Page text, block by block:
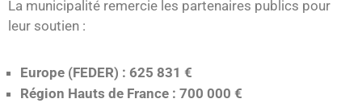
La municipalité remercie les partenaires publics pour
leur soutien :
Europe (FEDER) : 625 831 €
Région Hauts de France : 700 000 €